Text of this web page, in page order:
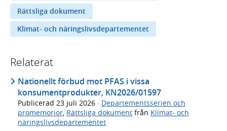
Rättsliga dokument
Klimat- och näringslivsdepartementet
Relaterat
Nationellt förbud mot PFAS i vissa
konsumentprodukter, KN2026/01597
Publicerad 23 juli 2026 · Departementsserien och
promemorior Rättsliga dokument från Klimat- och
näringslivsdepartementet